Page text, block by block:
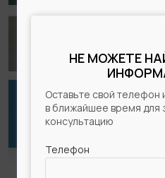
ПОДТЯЖКА ГРУДИ
НЕ МОЖЕТЕ
Оставьте свой
в ближайшее время для
консультацию
Телефон